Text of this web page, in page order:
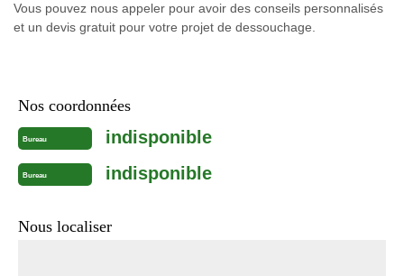
Vous pouvez nous appeler pour avoir des conseils personnalisés
et un devis gratuit pour votre projet de dessouchage.
Nos coordonnées
Bureau indisponible
Bureau indisponible
Nous localiser